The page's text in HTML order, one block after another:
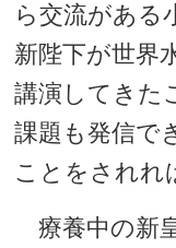
ら交流がある
新陛下が世界
講演してきた
課題も発信で
ことをされれ
療養中の新